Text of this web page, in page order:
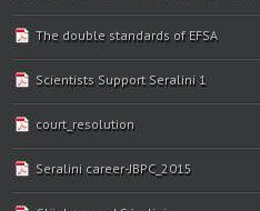
The double standards of EFSA
Scientists Support Seralini 1
court_resolution
Seralini career-JBPC_2015